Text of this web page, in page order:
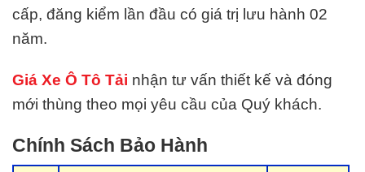
cấp, đăng kiểm lần đầu có giá trị lưu hành 02
năm.
Giá Xe Ô Tô Tải nhận tư vấn thiết kế và đóng
mới thùng theo mọi yêu cầu của Quý khách.
Chính Sách Bảo Hành